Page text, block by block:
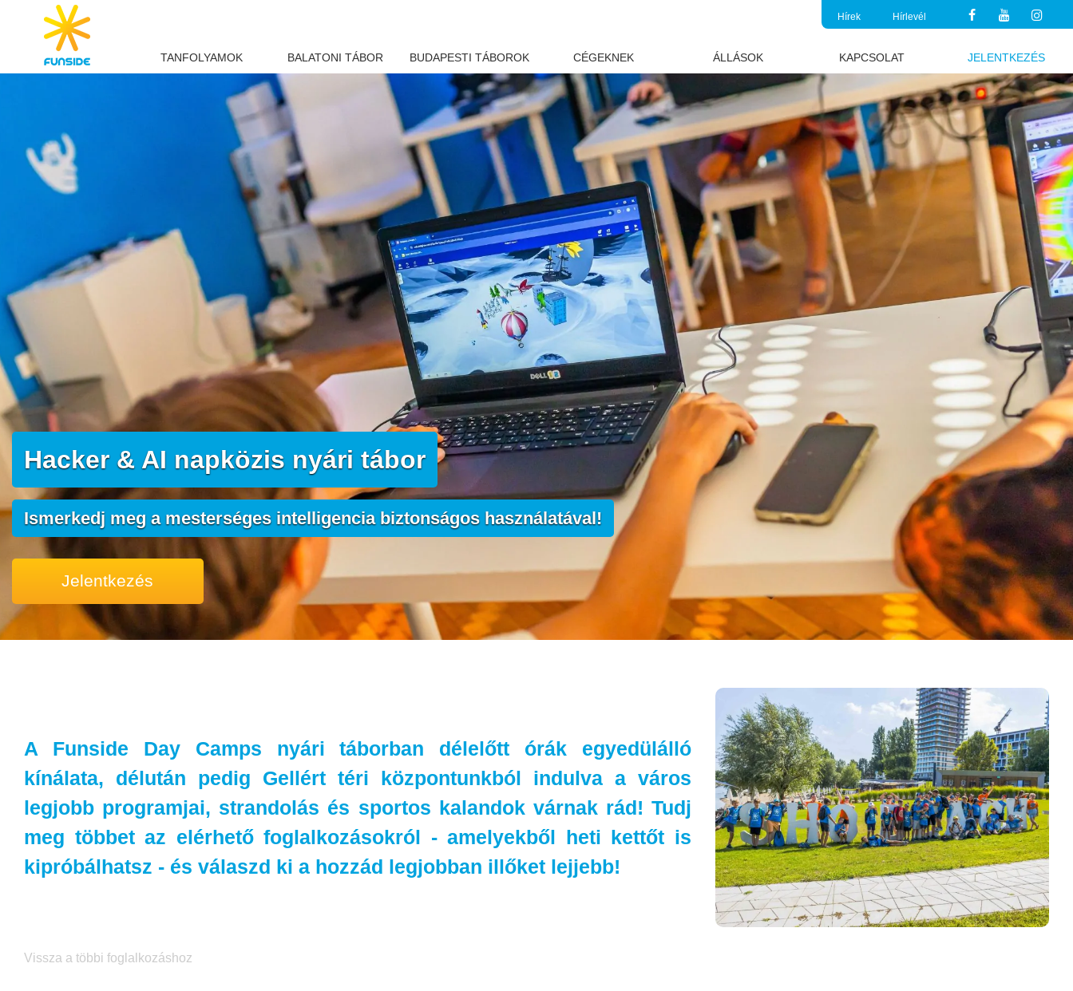
Hírek Hírlevél
TANFOLYAMOK BALATONI TÁBOR BUDAPESTI TÁBOROK CÉGEKNEK ÁLLÁSOK KAPCSOLAT JELENTKEZÉS
Hacker & AI napközis nyári tábor
Ismerkedj meg a mesterséges intelligencia biztonságos használatával!
Jelentkezés
A Funside Day Camps nyári táborban délelőtt órák egyedülálló
kínálata, délután pedig Gellért téri központunkból indulva a város
legjobb programjai, strandolás és sportos kalandok várnak rád! Tudj
meg többet az elérhető foglalkozásokról - amelyekből heti kettőt is
kipróbálhatsz - és válaszd ki a hozzád legjobban illőket lejjebb!
Vissza a többi foglalkozáshoz